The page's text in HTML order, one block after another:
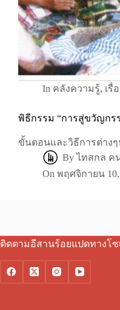
In คลังความรู้, เรื่
พิธีกรรม “การสู่ขวัญกร
ขั้นตอนและวิธีการต่าง
By ไทสกล ค
On พฤศจิกายน 10,
ติดตามอีสานร้อยแปดทางโซ